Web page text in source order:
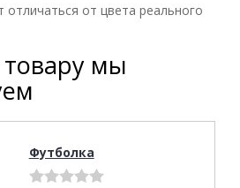
от цвета реального
мы
Футболка